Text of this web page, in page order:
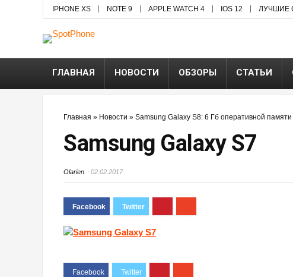
IPHONE XS NOTE 9 APPLE WATCH 4 IOS 12 ЛУЧШИЕ
ГЛАВНАЯ НОВОСТИ ОБЗОРЫ СТАТЬИ
Главная » Новости » Samsung Galaxy S8: 6 Гб оперативной памяти
Samsung Galaxy S7
Olarien 02.02.2017